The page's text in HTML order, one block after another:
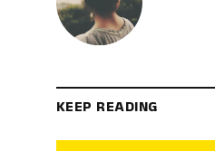
KEEP READING